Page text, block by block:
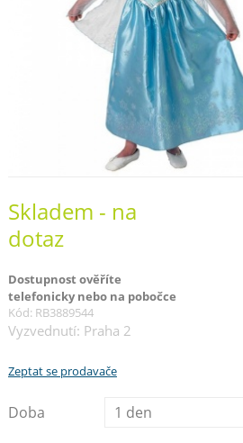
Skladem - na
dotaz
Dostupnost ověříte
telefonicky nebo na pobočce
Kód: RB3889544
Vyzvednutí: Praha 2
Zeptat se prodavače
Doba